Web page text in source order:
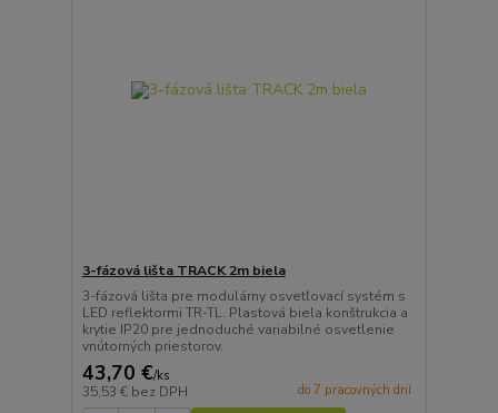
3-fázová lišta TRACK 2m biela
3-fázová lišta pre modulárny osvetľovací systém s
LED reflektormi TR-TL. Plastová biela konštrukcia a
krytie IP20 pre jednoduché variabilné osvetlenie
vnútorných priestorov.
43,70 €/ks
35,53 € bez DPH do 7 pracovných dní